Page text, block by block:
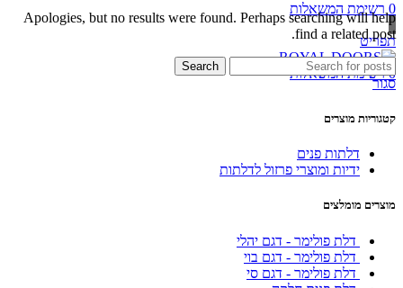
0 רשימת המשאלות
תפריט
0 רשימת המשאלות
Apologies, but no results were found. Perhaps searching will help
find a related post.
Search
סגור
קטגוריות מוצרים
דלתות פנים
ידיות ומוצרי פרזול לדלתות
מוצרים מומלצים
דלת פולימר - דגם יהלי
דלת פולימר - דגם בוי
דלת פולימר - דגם סי